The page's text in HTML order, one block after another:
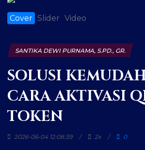
Cover Slider Video
SANTIKA DEWI PURNAMA, S.PD., GR.
SOLUSI
CARA AKTIVASI
TOKEN
2026-06-04 12:08:39 2x 0